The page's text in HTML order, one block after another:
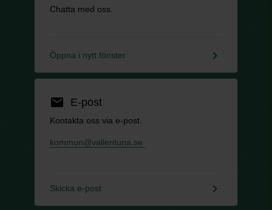
Chatta med oss.
Öppna i nytt fönster keyboard_arrow_right
email E-post
Kontakta oss via e-post.
kommun@vallentuna.se
Skicka e-post keyboard_arrow_right